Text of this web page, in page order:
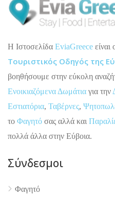
H Ιστοσελίδα EviaGreece
Τουριστικός Οδηγός της
βοηθήσουμε στην εύκολη
Ενοικιαζόμενα Δωμάτια για την
Εστιατόρια, Ταβέρνες,
το Φαγητό σας αλλά και
πολλά άλλα στην Εύβοια.
Σύνδεσμοι
Φαγητό